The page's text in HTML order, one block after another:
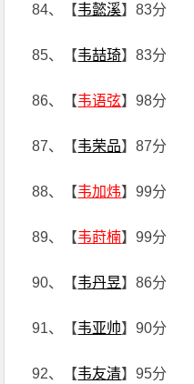
84、【韦懿溪】83分
85、【韦喆琦】83分
86、【韦语弦】98分
87、【韦荣品】87分
88、【韦加炜】99分
89、【韦莳楠】99分
90、【韦丹昱】86分
91、【韦亚帅】90分
92、【韦友清】95分